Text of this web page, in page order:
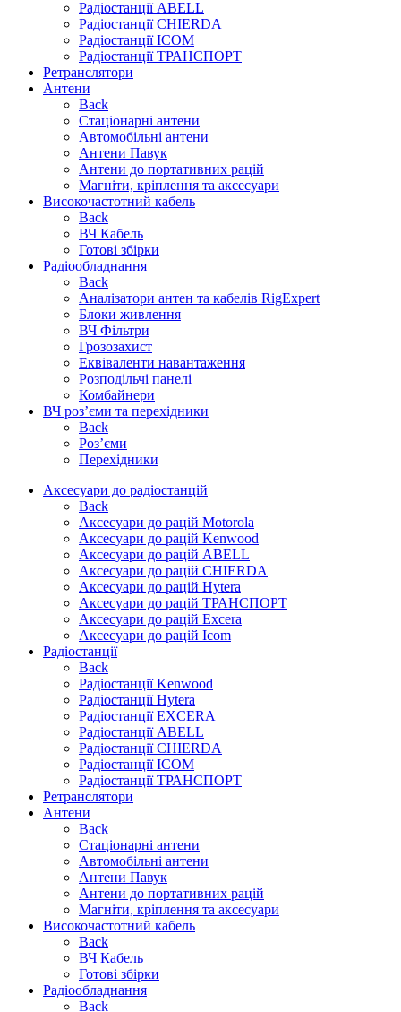
Радіостанції ABELL
Радіостанції CHIERDA
Радіостанції ICOM
Радіостанції ТРАНСПОРТ
Ретранслятори
Антени
Back
Стаціонарні антени
Автомобільні антени
Антени Павук
Антени до портативних рацій
Магніти, кріплення та аксесуари
Високочастотний кабель
Back
ВЧ Кабель
Готові збірки
Радіообладнання
Back
Аналізатори антен та кабелів RigExpert
Блоки живлення
ВЧ Фільтри
Грозозахист
Еквіваленти навантаження
Розподільчі панелі
Комбайнери
ВЧ роз’єми та перехідники
Back
Роз’єми
Перехідники
Аксесуари до радіостанцій
Back
Аксесуари до рацій Motorola
Аксесуари до рацій Kenwood
Аксесуари до рацій ABELL
Аксесуари до рацій CHIERDA
Аксесуари до рацій Hytera
Аксесуари до рацій ТРАНСПОРТ
Аксесуари до рацій Excera
Аксесуари до рацій Icom
Радіостанції
Back
Радіостанції Kenwood
Радіостанції Hytera
Радіостанції EXCERA
Радіостанції ABELL
Радіостанції CHIERDA
Радіостанції ICOM
Радіостанції ТРАНСПОРТ
Ретранслятори
Антени
Back
Стаціонарні антени
Автомобільні антени
Антени Павук
Антени до портативних рацій
Магніти, кріплення та аксесуари
Високочастотний кабель
Back
ВЧ Кабель
Готові збірки
Радіообладнання
Back